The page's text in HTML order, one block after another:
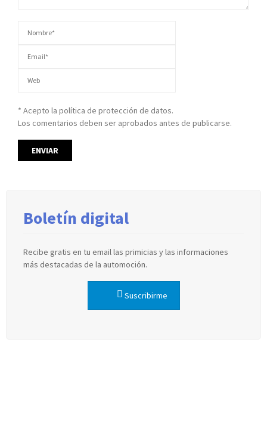
* Acepto la política de protección de datos.
Los comentarios deben ser aprobados antes de publicarse.
Boletín digital
Recibe gratis en tu email las primicias y las informaciones
más destacadas de la automoción.
Suscribirme